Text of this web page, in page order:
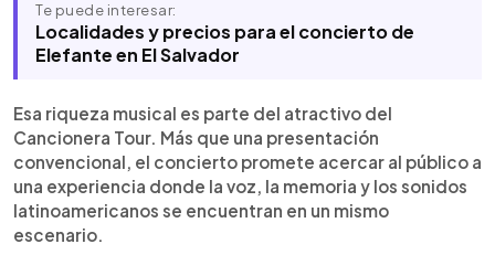
Te puede interesar:
Localidades y precios para el concierto de
Elefante en El Salvador
Esa riqueza musical es parte del atractivo del
Cancionera Tour. Más que una presentación
convencional, el concierto promete acercar al público a
una experiencia donde la voz, la memoria y los sonidos
latinoamericanos se encuentran en un mismo
escenario.